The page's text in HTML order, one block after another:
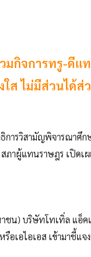
กิจการทรู-ดีแ
ส ไม่มีส่วนได้ส่
การวิสามัญพิจารณาศึ
ภาผู้แทนราษฎร เปิดเ
ชน) บริษัทโทเทิ่ล แอ็
อเอไอเอส เข้ามาชี้แ